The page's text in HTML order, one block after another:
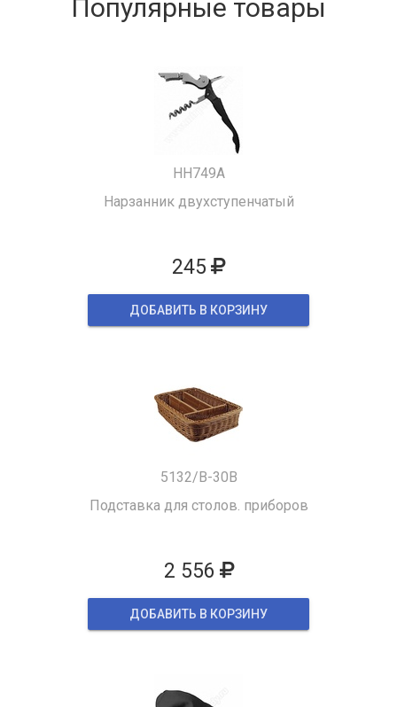
Популярные товары
HH749A
Нарзанник двухступенчатый
245
ДОБАВИТЬ В КОРЗИНУ
5132/B-30B
Подставка для столов. приборов
2 556
ДОБАВИТЬ В КОРЗИНУ